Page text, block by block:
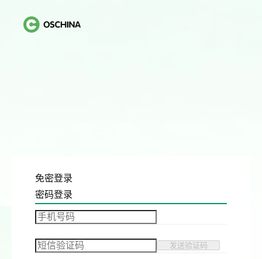
免密登录
密码登录
发送验证码